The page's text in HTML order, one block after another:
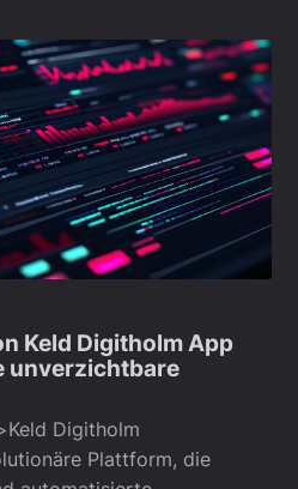
Keld Digitholm App
unverzichtbare
Digitholm
Plattform, die